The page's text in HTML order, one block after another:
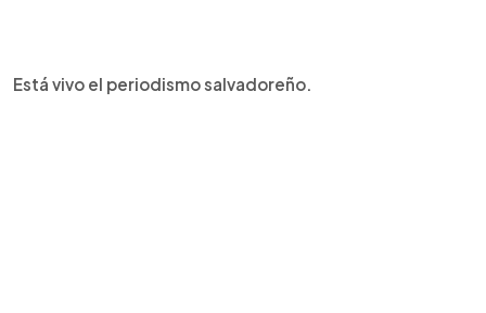
Está vivo el periodismo salvadoreño.